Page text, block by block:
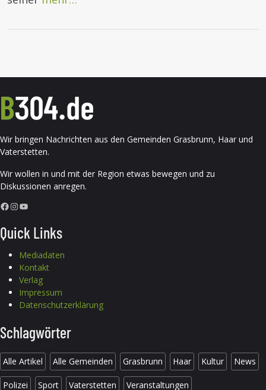
Wir bringen Nachrichten aus den Gemeinden Grasbrunn, Haar und
Vaterstetten.
Wir wollen in und mit der Region etwas bewegen und zu
Diskussionen anregen.
Facebook InstagramYouTube
Quick Links
Mediadaten
Kontakt
Verlag
Impressum
Datenschutzerklärung
Schlagwörter
Alle Artikel Alle Gemeinden Grasbrunn Haar Kultur News
Polizei Sport Vaterstetten Veranstaltungen